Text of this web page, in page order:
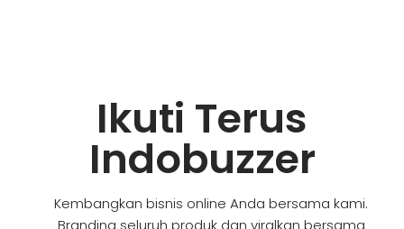
Ikuti Terus
Indobuzzer
Kembangkan bisnis online Anda bersama kami.